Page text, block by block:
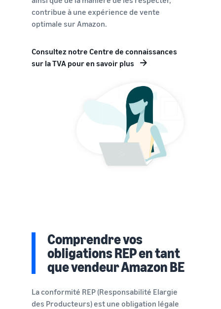
contribue à une expérience de vente
optimale sur Amazon.
Consultez notre Centre de connaissances
sur la TVA pour en savoir plus
Comprendre vos
obligations REP en tant
que vendeur Amazon BE
La conformité REP (Responsabilité Elargie
des Producteurs) est une obligation légale